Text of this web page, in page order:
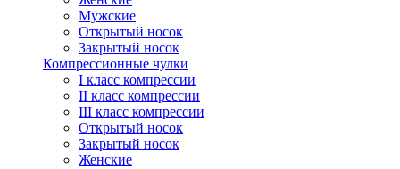
Мужские
Открытый носок
Закрытый носок
Компрессионные чулки
I класс компрессии
II класс компрессии
III класс компрессии
Открытый носок
Закрытый носок
Женские